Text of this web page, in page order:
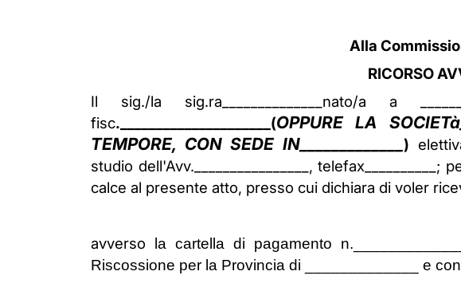
Alla
RICORSO
Il sig./la sig.ra______________nato/a a
fisc._____________________(OPPURE LA
TEMPORE, CON SEDE IN_____________ )
studio dell'Avv.________________,
calce al presente atto, presso cui dichiara di voler
avverso
la cartella di pagamento
Riscossione per la Provincia di _____________ e